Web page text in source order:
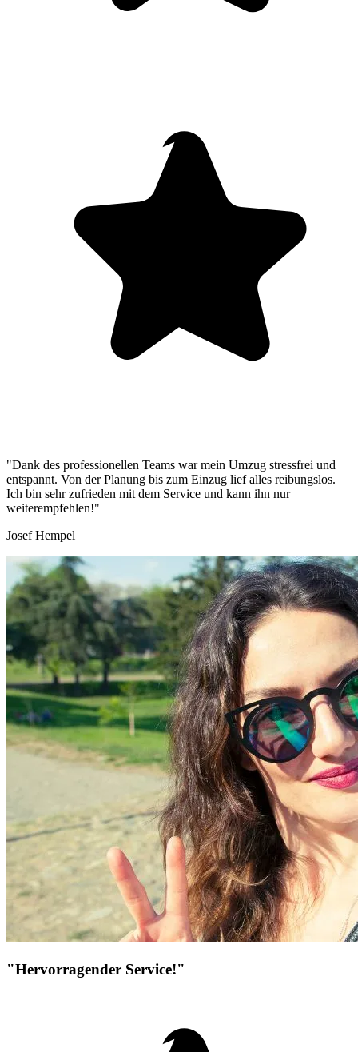
"Dank des professionellen Teams war mein Umzug stressfrei und
entspannt. Von der Planung bis zum Einzug lief alles reibungslos.
Ich bin sehr zufrieden mit dem Service und kann ihn nur
weiterempfehlen!"
Josef Hempel
"Hervorragender Service!"